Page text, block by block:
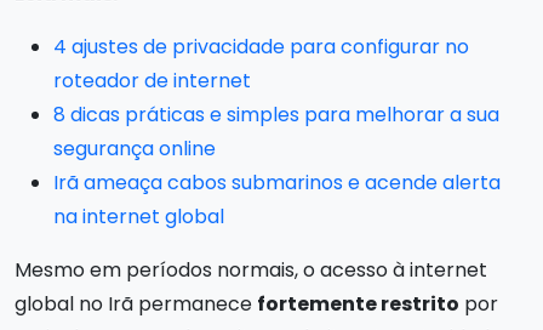
4 ajustes de privacidade para configurar no
roteador de internet
8 dicas práticas e simples para melhorar a sua
segurança online
Irã ameaça cabos submarinos e acende alerta
na internet global
Mesmo em períodos normais, o acesso à internet
global no Irã permanece fortemente restrito por